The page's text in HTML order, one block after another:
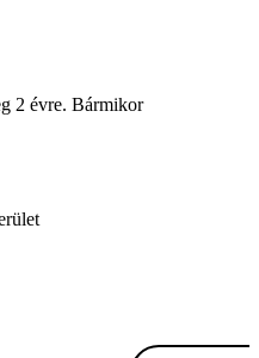
2 évre. Bármikor